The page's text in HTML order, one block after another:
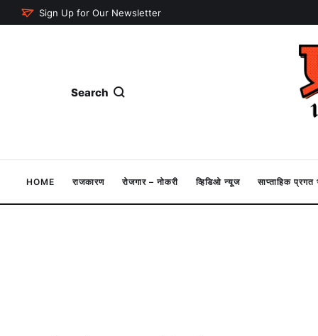
Sign Up for Our Newsletter
Search
HOME राजकारण रोजगार – नोकरी व्हिडिओ न्यूज साप्ताहिक